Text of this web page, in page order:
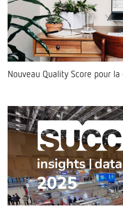
Nouveau Quality Score pour